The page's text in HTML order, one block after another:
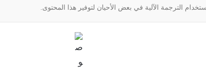
الترجمة الآلية في بعض الأحيان لتوفير هذا المحتوى.